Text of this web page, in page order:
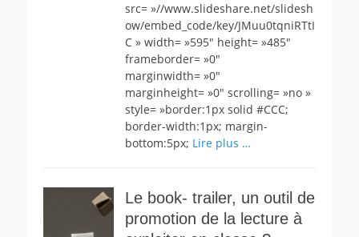
src= »//www.slideshare.net/slidesh
ow/embed_code/key/JMuu0tqniRTtI
C » width= »595″ height= »485″
frameborder= »0″
marginwidth= »0″
marginheight= »0″ scrolling= »no »
style= »border:1px solid #CCC;
border-width:1px; margin-
bottom:5px; Lire plus …
Le book- trailer, un outil de
promotion de la lecture à